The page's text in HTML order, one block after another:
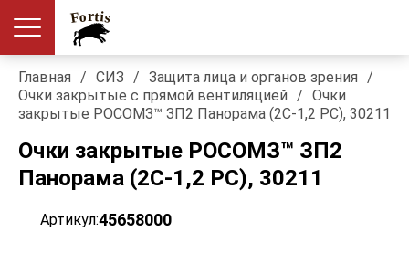
Главная / СИЗ / Защита лица и органов зрения /
Очки закрытые с прямой вентиляцией / Очки
закрытые РОСОМЗ™ ЗП2 Панорама (2С-1,2 PС), 30211
Очки закрытые РОСОМЗ™ ЗП2
Панорама (2С-1,2 PС), 30211
Артикул:45658000